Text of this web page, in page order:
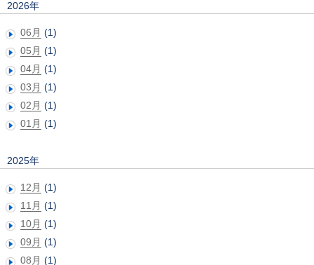
2026年
06月 (1)
05月 (1)
04月 (1)
03月 (1)
02月 (1)
01月 (1)
2025年
12月 (1)
11月 (1)
10月 (1)
09月 (1)
08月 (1)